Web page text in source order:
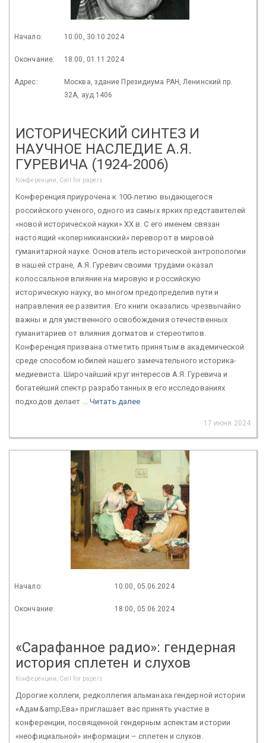
Начало: 10:00, 30.10.2024
Окончание: 18:00, 01.11.2024
Адрес:
Москва, здание Президиума РАН, Ленинский пр.
32А, ауд.1406
ИСТОРИЧЕСКИЙ СИНТЕЗ И
НАУЧНОЕ НАСЛЕДИЕ А.Я.
ГУРЕВИЧА (1924-2006)
Конференции, Call for papers
Конференция приурочена к 100-летию выдающегося
российского ученого, одного из самых ярких представителей
«новой исторической науки» XX в. С его именем связан
настоящий «коперникианский» переворот в мировой
гуманитарной науке. Основатель исторической антропологии
в нашей стране, А.Я. Гуревич своими трудами оказал
колоссальное влияние на мировую и российскую
историческую науку, во многом предопределив пути и
направления ее развития. Его книги оказались чрезвычайно
важны и для умственного освобождения отечественных
гуманитариев от влияния догматов и стереотипов.
Конференция призвана отметить принятым в академической
среде способом юбилей нашего замечательного историка-
медиевиста. Широчайший круг интересов А.Я. Гуревича и
богатейший спектр разработанных в его исследованиях
подходов делает ... Читать далее
17 июня 2024
Начало: 10:00, 05.06.2024
Окончание: 18:00, 05.06.2024
«Сарафанное радио»: гендерная
история сплетен и слухов
Конференции, Call for papers
Дорогие коллеги, редколлегия альманаха гендерной истории
«Адам&amp;Ева» приглашает вас принять участие в
конференции, посвященной гендерным аспектам истории
«неофициальной» информации – сплетен и слухов.